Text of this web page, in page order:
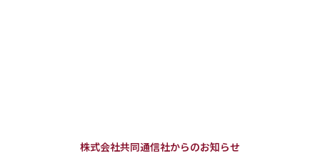
株式会社共同通信社からのお知らせ